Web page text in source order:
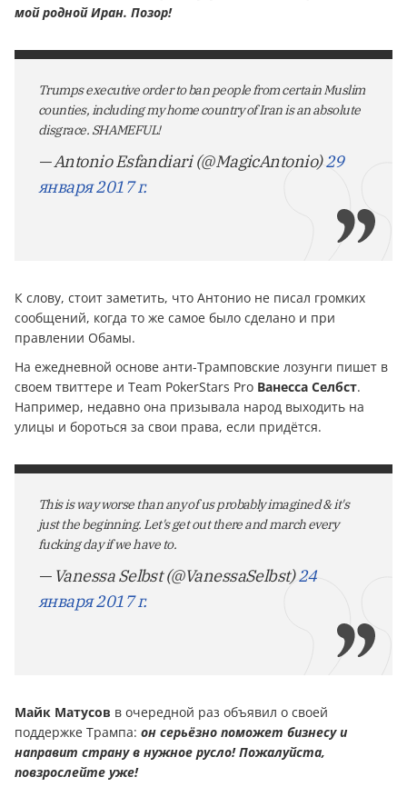
мой родной Иран. Позор!
Trumps executive order to ban people from certain Muslim
counties, including my home country of Iran is an absolute
disgrace. SHAMEFUL!
— Antonio Esfandiari (@MagicAntonio)29
января 2017 г.
К слову, стоит заметить, что Антонио не писал громких
сообщений, когда то же самое было сделано и при
правлении Обамы.
На ежедневной основе анти-Трамповские лозунги пишет в
своем твиттере и Team PokerStars Pro Ванесса Селбст.
Например, недавно она призывала народ выходить на
улицы и бороться за свои права, если придётся.
This is way worse than any of us probably imagined & it's
just the beginning. Let's get out there and march every
fucking day if we have to.
— Vanessa Selbst (@VanessaSelbst)24
января 2017 г.
Майк Матусов в очередной раз объявил о своей
поддержке Трампа: он серьёзно поможет бизнесу и
направит страну в нужное русло! Пожалуйста,
повзрослейте уже!